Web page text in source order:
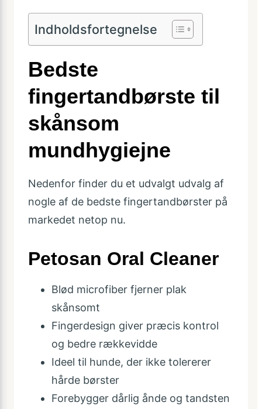
Indholdsfortegnelse
Bedste
fingertandbørste til
skånsom
mundhygiejne
Nedenfor finder du et udvalgt udvalg af
nogle af de bedste fingertandbørster på
markedet netop nu.
Petosan Oral Cleaner
Blød microfiber fjerner plak
skånsomt
Fingerdesign giver præcis kontrol
og bedre rækkevidde
Ideel til hunde, der ikke tolererer
hårde børster
Forebygger dårlig ånde og tandsten